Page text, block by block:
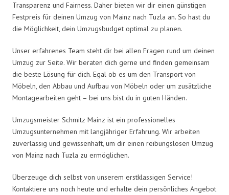
Transparenz und Fairness. Daher bieten wir dir einen günstigen
Festpreis für deinen Umzug von Mainz nach Tuzla an. So hast du
die Möglichkeit, dein Umzugsbudget optimal zu planen.
Unser erfahrenes Team steht dir bei allen Fragen rund um deinen
Umzug zur Seite. Wir beraten dich gerne und finden gemeinsam
die beste Lösung für dich. Egal ob es um den Transport von
Möbeln, den Abbau und Aufbau von Möbeln oder um zusätzliche
Montagearbeiten geht – bei uns bist du in guten Händen.
Umzugsmeister Schmitz Mainz ist ein professionelles
Umzugsunternehmen mit langjähriger Erfahrung. Wir arbeiten
zuverlässig und gewissenhaft, um dir einen reibungslosen Umzug
von Mainz nach Tuzla zu ermöglichen.
Überzeuge dich selbst von unserem erstklassigen Service!
Kontaktiere uns noch heute und erhalte dein persönliches Angebot